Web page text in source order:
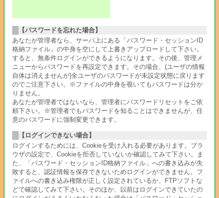
【パスワードを忘れた場合】
あなたが管理者なら、サーバ上にある「パスワード・セッションID
格納ファイル」の中身を空にして上書きアップロードして下さい。
すると、無条件ログインができるようになります。その後、管理メ
ニューからパスワードを再設定できます。その場合、(ユーザの情報
自体は消えませんが)全ユーザのパスワードが未設定状態に戻ります
のでご注意下さい。※ファイルの中身を覗いてもパスワードは分か
りません。
あなたが管理者ではないなら、管理者にパスワードリセットをご依
頼下さい。※管理者でもパスワードを知ることはできませんが、任
意のパスワードに強制変更できます。
【ログインできない場合】
ログインするためには、Cookieを受け入れる必要があります。ブラ
ウザの設定で、Cookieを拒否していないか確認してみて下さい。ま
た、「パスワード・セッションID格納ファイル」への書き込みが失
敗すると、認証情報を保存できないためログインができません。フ
ァイルへの書き込み権限が正しく設定されているか、FTPソフトな
どで確認してみて下さい。そのほか、以前はログインできていたの